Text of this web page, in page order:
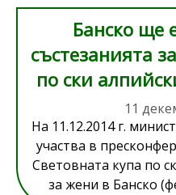
Банско ще
състезанията
по ски
жени
11
На 11.12.2014 г.
участва в
Световната купа по
за жени в Банско